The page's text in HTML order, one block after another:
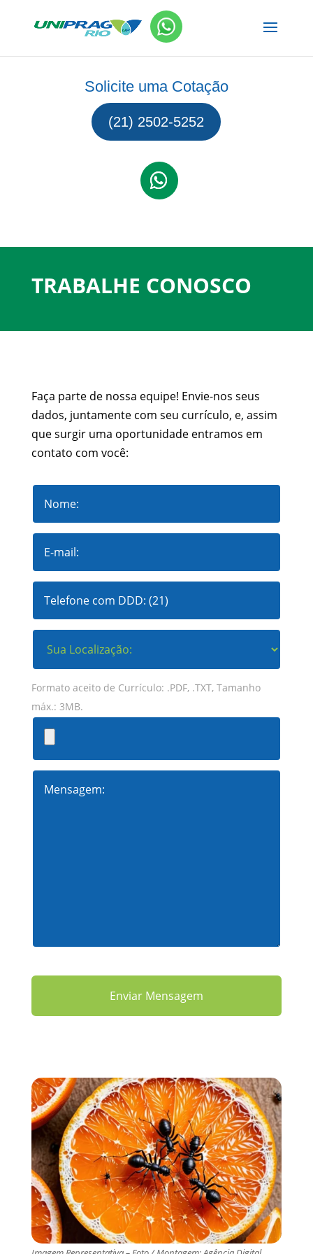
Solicite uma Cotação
(21) 2502-5252
TRABALHE CONOSCO
Faça parte de nossa equipe! Envie-nos seus
dados, juntamente com seu currículo, e, assim
que surgir uma oportunidade entramos em
contato com você:
Formato aceito de Currículo: .PDF, .TXT, Tamanho
máx.: 3MB.